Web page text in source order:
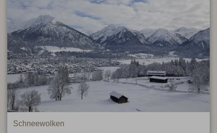
Schneewolken